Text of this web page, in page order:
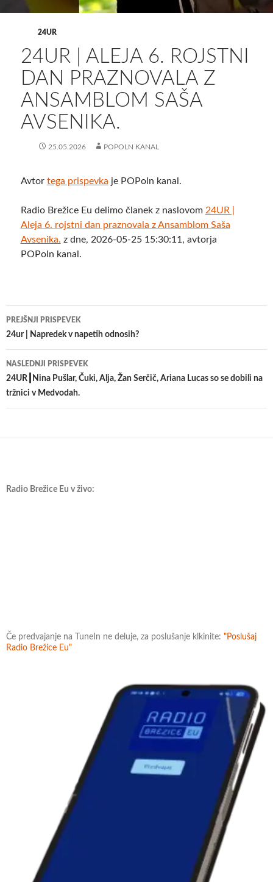
24UR
24UR | ALEJA 6. ROJSTNI
DAN PRAZNOVALA Z
ANSAMBLOM SAŠA
AVSENIKA.
25.05.2026 POPOLN KANAL
Avtor tega prispevka je POPoln kanal.
Radio Brežice Eu delimo članek z naslovom 24UR |
Aleja 6. rojstni dan praznovala z Ansamblom Saša
Avsenika. z dne, 2026-05-25 15:30:11, avtorja
POPoln kanal.
Krmarjenje
po
prispevkih
PREJŠNJI PRISPEVEK
24ur | Napredek v napetih odnosih?
NASLEDNJI PRISPEVEK
24UR┃Nina Pušlar, Čuki, Alja, Žan Serčič, Ariana Lucas so se dobili na
tržnici v Medvodah.
Radio Brežice Eu v živo:
Če predvajanje na TuneIn ne deluje, za poslušanje klkinite: "Poslušaj
Radio Brežice Eu"